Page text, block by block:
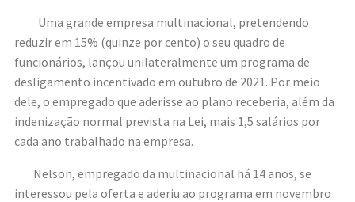
Uma grande empresa multinacional, pretendendo
reduzir em 15% (quinze por cento) o seu quadro de
funcionários, lançou unilateralmente um programa de
desligamento incentivado em outubro de 2021. Por meio
dele, o empregado que aderisse ao plano receberia, além da
indenização normal prevista na Lei, mais 1,5 salários por
cada ano trabalhado na empresa.
Nelson, empregado da multinacional há 14 anos, se
interessou pela oferta e aderiu ao programa em novembro